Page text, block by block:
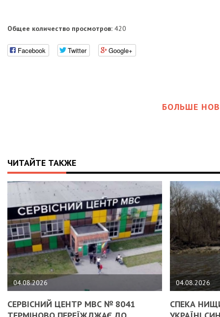
Общее количество просмотров: 420
Facebook Twitter Google+
БОЛЬШЕ
ЧИТАЙТЕ ТАКЖЕ
04.08.2026
СЕРВІСНИЙ ЦЕНТР МВС № 8041
04.08.2026
СПЕКА